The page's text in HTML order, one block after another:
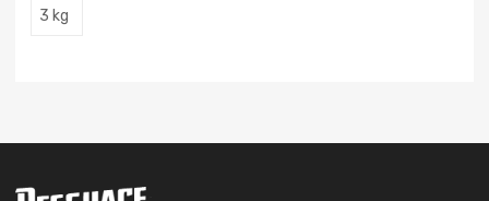
3 kg